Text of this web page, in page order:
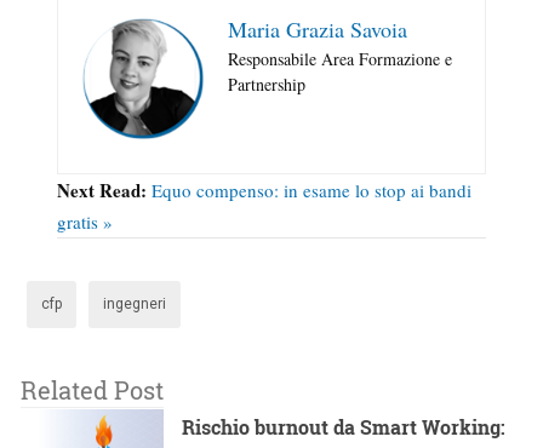
Maria Grazia Savoia
Responsabile Area Formazione e
Partnership
Next Read: Equo compenso: in esame lo stop ai bandi
gratis »
cfp ingegneri
Related Post
Rischio burnout da Smart Working: